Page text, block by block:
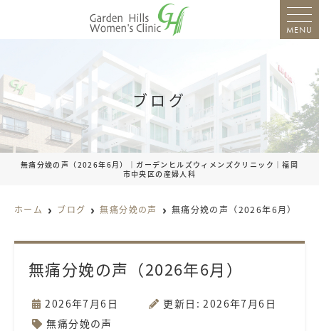
MENU
ブログ
無痛分娩の声（2026年6月）｜ガーデンヒルズウィメンズクリニック｜福岡
市中央区の産婦人科
ホーム ブログ 無痛分娩の声 無痛分娩の声（2026年6月）
無痛分娩の声（2026年6月）
2026年7月6日
更新日: 2026年7月6日
無痛分娩の声